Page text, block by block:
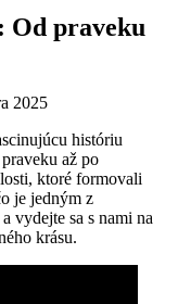
praveku
2025
históriu
až po
ktoré formovali
je jedným z
vydejte sa s nami na
krásu.